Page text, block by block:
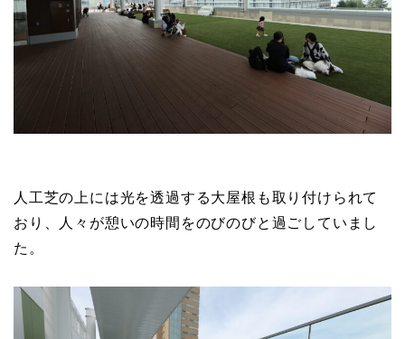
人工芝の上には光を透過する大屋根も取り付けられて
おり、人々が憩いの時間をのびのびと過ごしていまし
た。